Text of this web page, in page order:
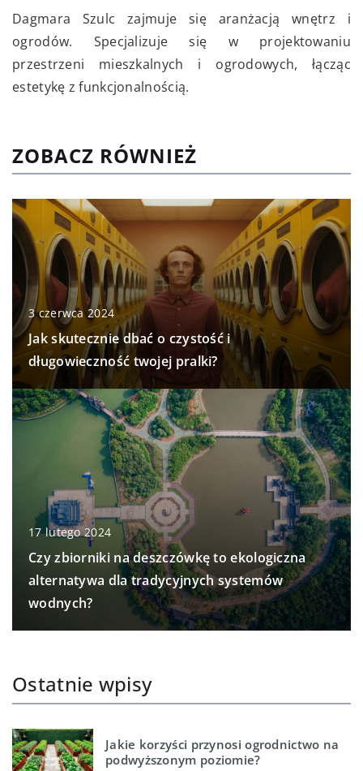
Dagmara Szulc zajmuje się aranżacją wnętrz i
ogrodów. Specjalizuje się w projektowaniu
przestrzeni mieszkalnych i ogrodowych, łącząc
estetykę z funkcjonalnością.
ZOBACZ RÓWNIEŻ
3 czerwca 2024
Jak skutecznie dbać o czystość i
długowieczność twojej pralki?
17 lutego 2024
Czy zbiorniki na deszczówkę to ekologiczna
alternatywa dla tradycyjnych systemów
wodnych?
Ostatnie wpisy
Jakie korzyści przynosi ogrodnictwo na
podwyższonym poziomie?